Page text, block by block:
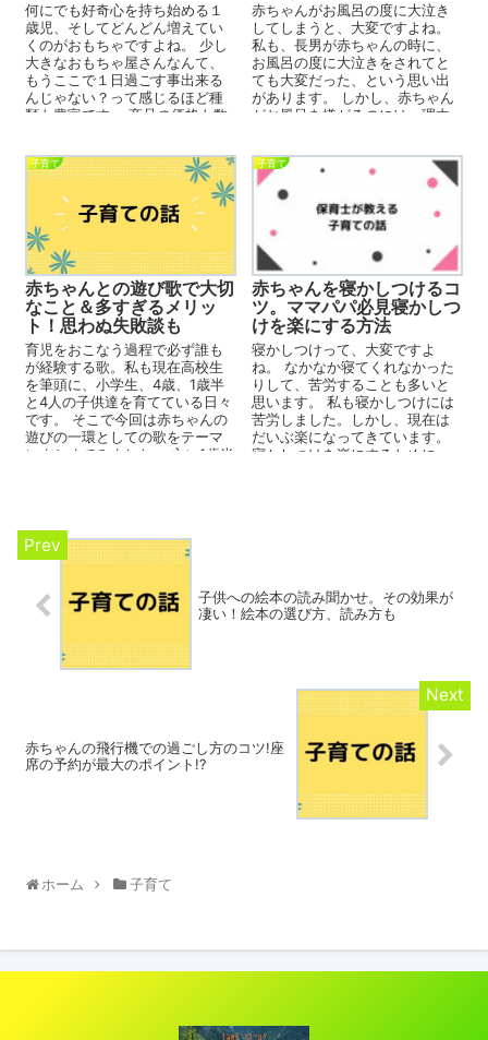
何にでも好奇心を持ち始める１
歳児、そしてどんどん増えてい
くのがおもちゃですよね。 少し
大きなおもちゃ屋さんなんて、
もうここで１日過ごす事出来る
んじゃない？って感じるほど種
類も豊富です。 商品の価格も数
赤ちゃんがお風呂の度に大泣き
してしまうと、大変ですよね。
私も、長男が赤ちゃんの時に、
お風呂の度に大泣きをされてと
ても大変だった、という思い出
があります。 しかし、赤ちゃん
がお風呂を嫌がるのには、理由
子育て
赤ちゃんとの遊び歌で大切
なこと＆多すぎるメリッ
ト！思わぬ失敗談も
育児をおこなう過程で必ず誰も
が経験する歌。私も現在高校生
を筆頭に、小学生、4歳、1歳半
と4人の子供達を育てている日々
です。 そこで今回は赤ちゃんの
遊びの一環としての歌をテーマ
にまとめてみました。 主に1歳半
子育て
赤ちゃんを寝かしつけるコ
ツ。ママパパ必見寝かしつ
けを楽にする方法
寝かしつけって、大変ですよ
ね。 なかなか寝てくれなかった
りして、苦労することも多いと
思います。 私も寝かしつけには
苦労しました。しかし、現在は
だいぶ楽になってきています。
寝かしつけを楽にするために
子供への絵本の読み聞かせ。その効果が
凄い！絵本の選び方、読み方も
赤ちゃんの飛行機での過ごし方のコツ!座
席の予約が最大のポイント!?
ホーム 子育て